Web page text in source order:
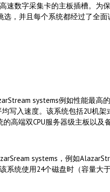
速数字采集卡的主板插槽。为
选，并且每个系统都经过了全
systems例如性能最高
写入速度。该系统包括2U机架
高端双CPU服务器级主板以及
systems，例如
系统使用24个磁盘时（容量大